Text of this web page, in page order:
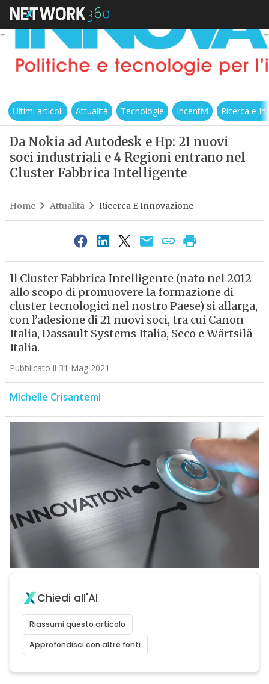
Ultimi articoli Attualità Tecnologie Incentivi Ricerca e
Da Nokia ad Autodesk e Hp: 21 nuovi
soci industriali e 4 Regioni entrano nel
Cluster Fabbrica Intelligente
Home Attualità Ricerca E Innovazione
Il Cluster Fabbrica Intelligente (nato nel 2012
allo scopo di promuovere la formazione di
cluster tecnologici nel nostro Paese) si allarga,
con l’adesione di 21 nuovi soci, tra cui Canon
Italia, Dassault Systems Italia, Seco e Wärtsilä
Italia.
Pubblicato il 31 Mag 2021
Michelle Crisantemi
Chiedi all'AI
Riassumi questo articolo
Approfondisci con altre fonti